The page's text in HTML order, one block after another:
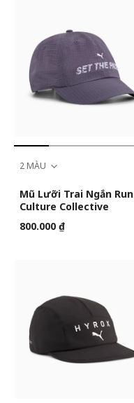
2 MÀU
Mũ Lưỡi Trai Ngắn Run
Culture Collective
800.000 ₫